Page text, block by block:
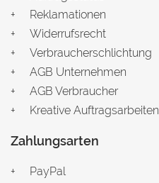
Reklamationen
Widerrufsrecht
Verbraucherschlichtung
AGB Unternehmen
AGB Verbraucher
Kreative Auftragsarbeiten
Zahlungsarten
PayPal